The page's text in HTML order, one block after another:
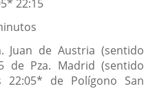
22:15
Juan de Austria (sentido
de Pza. Madrid (sentido
22:05* de Polígono San